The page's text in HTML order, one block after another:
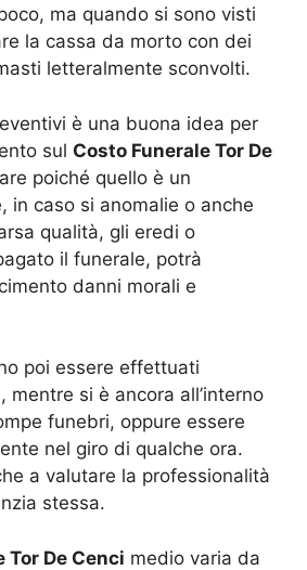
ma quando si sono visti
la cassa da morto con dei
letteralmente sconvolti.
è una buona idea per
sul Costo Funerale Tor De
poiché quello è un
in caso si anomalie o anche
qualità, gli eredi o
il funerale, potrà
danni morali e
poi essere effettuati
mentre si è ancora all’interno
funebri, oppure essere
nel giro di qualche ora.
a valutare la professionalità
stessa.
Tor De Cenci medio varia da